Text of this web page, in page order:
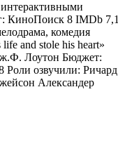
КиноПоиск 8 IMDb
комедия
and stole his heart»
Лоутон Бюджет:
озвучили: Ричард
Александер